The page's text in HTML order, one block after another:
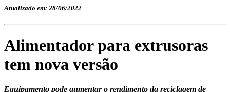
Atualizado em: 28/06/2022
Alimentador para extrusoras
tem nova versão
Equipamento pode aumentar o rendimento da reciclagem de